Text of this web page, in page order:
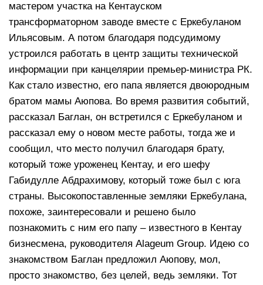
мастером участка на Кентауском
трансформаторном заводе вместе с Еркебуланом
Ильясовым. А потом благодаря подсудимому
устроился работать в центр защиты технической
информации при канцелярии премьер-министра РК.
Как стало известно, его папа является двоюродным
братом мамы Аюпова. Во время развития событий,
рассказал Баглан, он встретился с Еркебуланом и
рассказал ему о новом месте работы, тогда же и
сообщил, что место получил благодаря брату,
который тоже уроженец Кентау, и его шефу
Габидулле Абдрахимову, который тоже был с юга
страны. Высокопоставленные земляки Еркебулана,
похоже, заинтересовали и решено было
познакомить с ним его папу – известного в Кентау
бизнесмена, руководителя Alageum Group. Идею со
знакомством Баглан предложил Аюпову, мол,
просто знакомство, без целей, ведь земляки. Тот